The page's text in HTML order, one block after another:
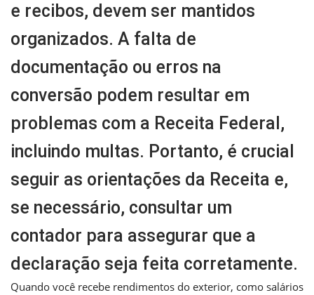
e recibos, devem ser mantidos
organizados. A falta de
documentação ou erros na
conversão podem resultar em
problemas com a Receita Federal,
incluindo multas. Portanto, é crucial
seguir as orientações da Receita e,
se necessário, consultar um
contador para assegurar que a
declaração seja feita corretamente.
Quando você recebe rendimentos do exterior, como salários